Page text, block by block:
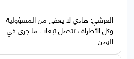
العرشي: هادي لا يعفى من المسؤولية
وكل الأطراف تتحمل تبعات ما جرى في
اليمن